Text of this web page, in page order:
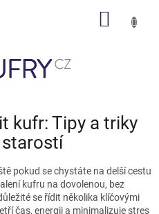
kufr: Tipy a triky
pokud se chystáte na delší cestu
kufru na dovolenou, bez
se řídit několika klíčovými
čas, energii a minimalizuje stres